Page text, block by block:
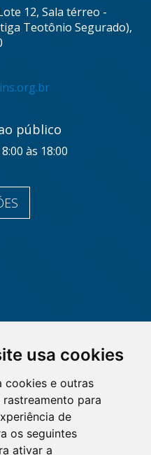
usa cookies
cookies e outras
para
de
os seguintes
ativar a
12, Sala térreo -
Teotônio Segurado),
público
às 18:00